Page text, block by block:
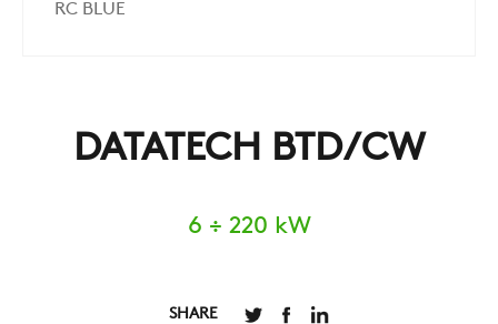
RC BLUE
DATATECH BTD/CW
6 ÷ 220 kW
SHARE